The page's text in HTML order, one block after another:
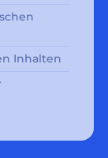
Inhalten